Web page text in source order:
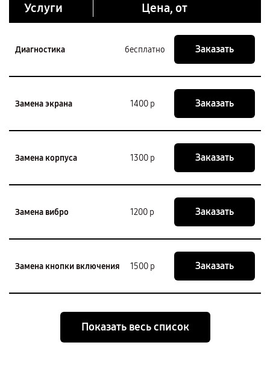
Услуги Цена, от
Диагностика бесплатно Заказать
Замена экрана 1400 р Заказать
Замена корпуса 1300 р Заказать
Замена вибро 1200 р Заказать
Замена кнопки включения 1500 р Заказать
Показать весь список